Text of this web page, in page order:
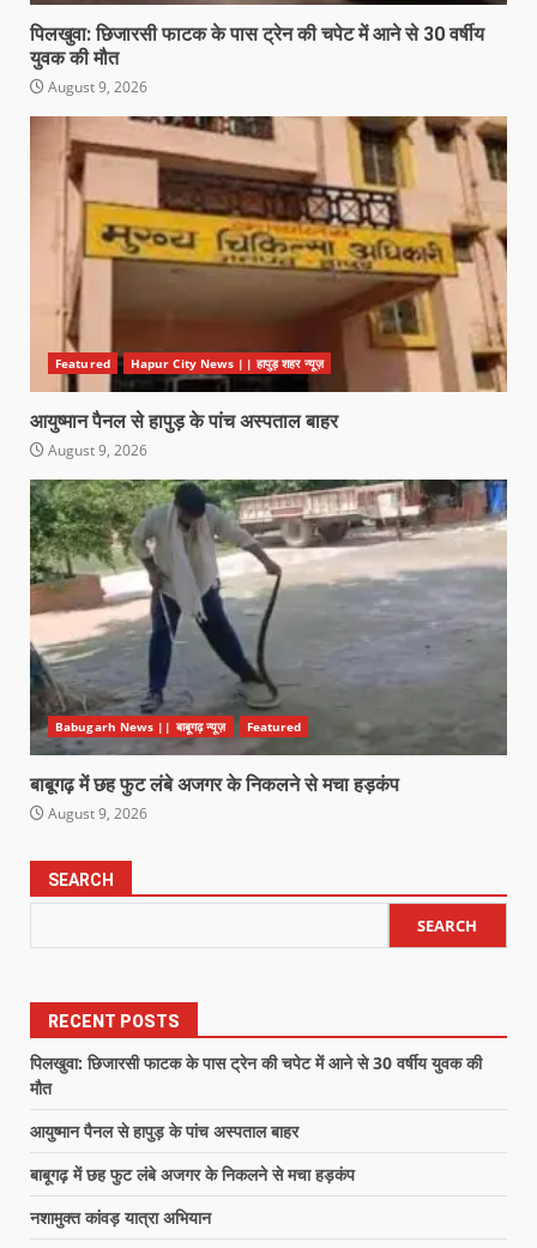
पिलखुवा: छिजारसी फाटक के पास ट्रेन की चपेट में आने से 30 वर्षीय
युवक की मौत
August 9, 2026
Featured Hapur City News || हापुड़ शहर न्यूज़
आयुष्मान पैनल से हापुड़ के पांच अस्पताल बाहर
August 9, 2026
Babugarh News || बाबूगढ़ न्यूज़ Featured
बाबूगढ़ में छह फुट लंबे अजगर के निकलने से मचा हड़कंप
August 9, 2026
SEARCH
SEARCH
RECENT POSTS
पिलखुवा: छिजारसी फाटक के पास ट्रेन की चपेट में आने से 30 वर्षीय युवक की
मौत
आयुष्मान पैनल से हापुड़ के पांच अस्पताल बाहर
बाबूगढ़ में छह फुट लंबे अजगर के निकलने से मचा हड़कंप
नशामुक्त कांवड़ यात्रा अभियान